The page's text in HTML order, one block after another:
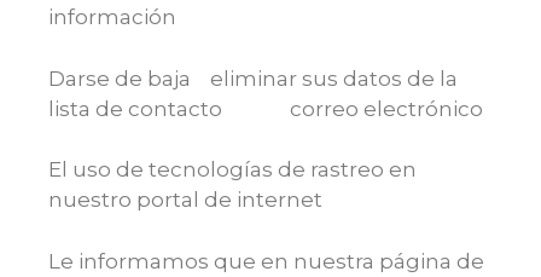
información
Darse de baja eliminar sus datos de la
lista de contacto correo electrónico
El uso de tecnologías de rastreo en
nuestro portal de internet
Le informamos que en nuestra página de